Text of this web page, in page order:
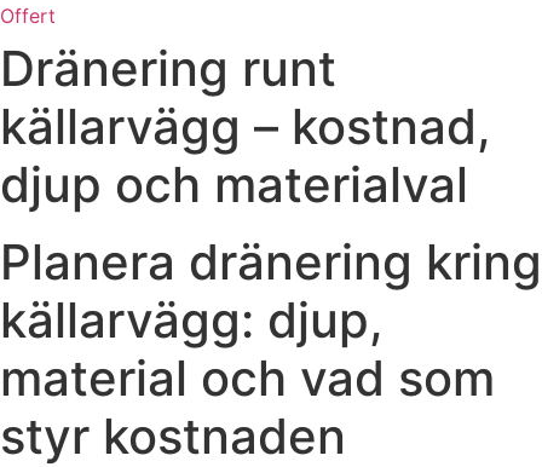
Offert
Dränering runt
källarvägg – kostnad,
djup och materialval
Planera dränering kring
källarvägg: djup,
material och vad som
styr kostnaden